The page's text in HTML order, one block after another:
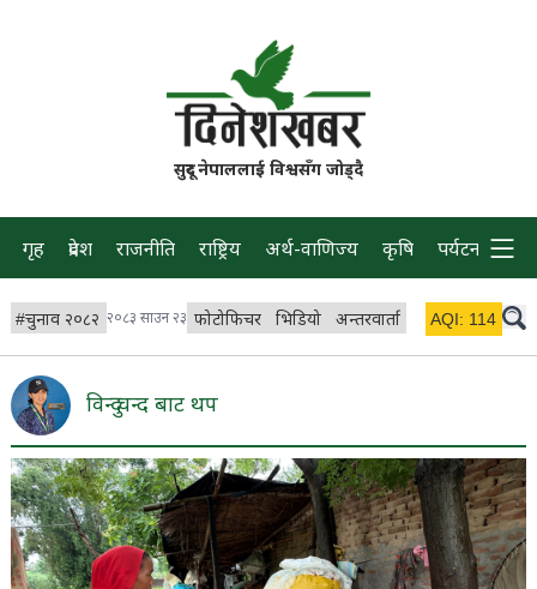
सुदूर नेपाललाई विश्वसँग जोड्दै
गृह प्रदेश राजनीति राष्ट्रिय अर्थ-वाणिज्य कृषि पर्यटन प्रवास
#चुनाव २०८२ २०८३ साउन २३ फोटोफिचर भिडियो अन्तरवार्ता विचार/ब्लग
AQI: 114
विन्दु चन्द बाट थप